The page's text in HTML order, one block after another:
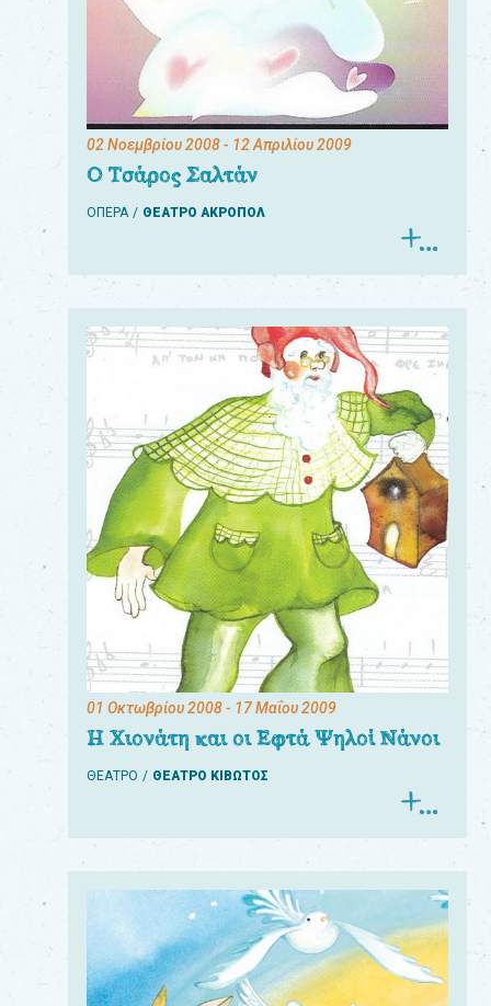
02 Νοεμβρίου 2008- 12 Απριλίου 2009
Ο Τσάρος Σαλτάν
ΟΠΕΡΑ ΘΕΑΤΡΟ ΑΚΡΟΠΟΛ
01 Οκτωβρίου 2008- 17 Μαΐου 2009
Η Χιονάτη και οι Εφτά Ψηλοί Νάνοι
ΘΕΑΤΡΟ ΘΕΑΤΡΟ ΚΙΒΩΤΟΣ